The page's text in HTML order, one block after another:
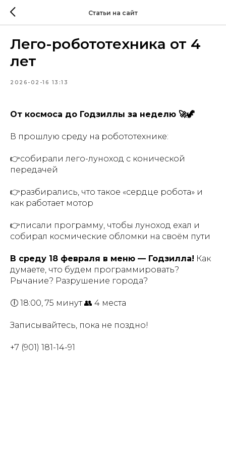
Статьи на сайт
Лего-робототехника от 4
лет
2026-02-16 13:13
От космоса до Годзиллы за неделю 🚀🦖
В прошлую среду на робототехнике:
👉собирали лего-луноход с конической
передачей
👉разбирались, что такое «сердце робота» и
как работает мотор
👉писали программу, чтобы луноход ехал и
собирал космические обломки на своём пути
В среду 18 февраля в меню — Годзилла! Как
думаете, что будем программировать?
Рычание? Разрушение города?
🕕 18:00, 75 минут 👥 4 места
Записывайтесь, пока не поздно!
+7 (901) 181-14-91